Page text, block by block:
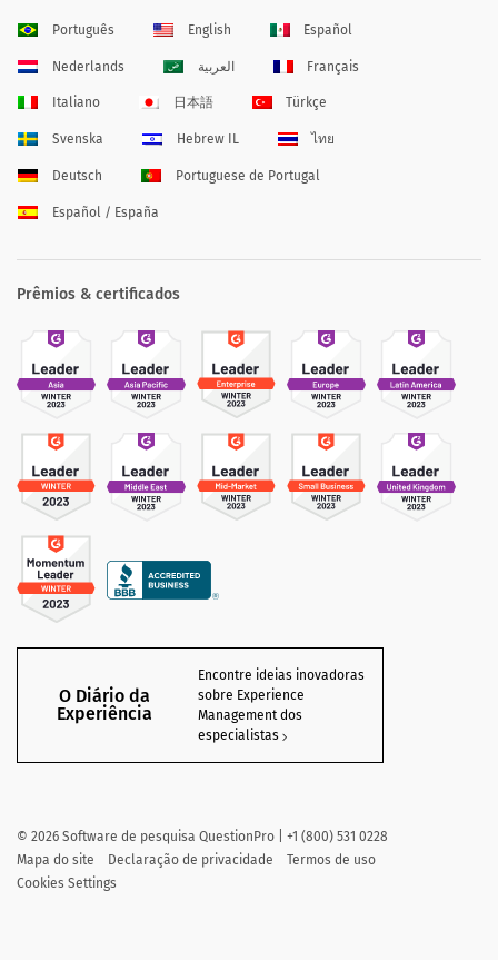
Português English Español
Nederlands العربية Français
Italiano 日本語 Türkçe
Svenska Hebrew IL ไทย
Deutsch Portuguese de Portugal
Español / España
Prêmios & certificados
O Diário da
Experiência
Encontre ideias inovadoras
sobre Experience
Management dos
especialistas
© 2026 Software de pesquisa QuestionPro | +1 (800) 531 0228
Mapa do site
Declaração de privacidade
Termos de uso
Cookies Settings